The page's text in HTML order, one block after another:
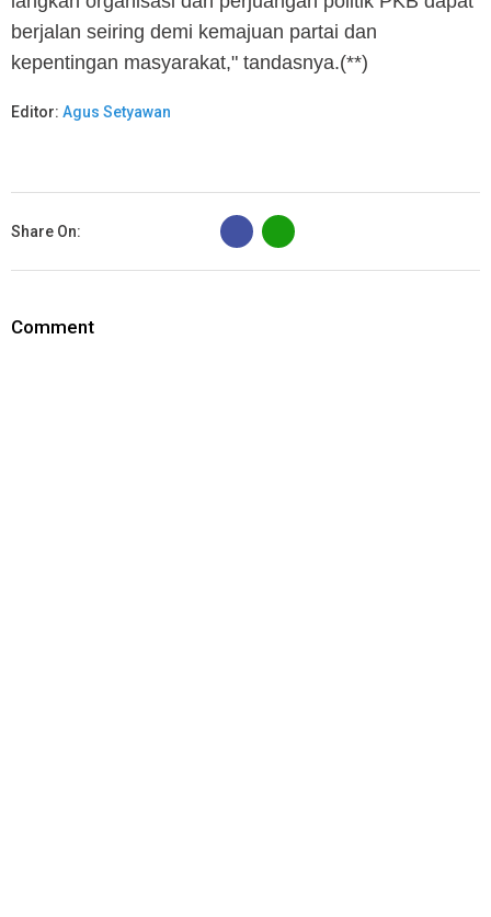
berjalan seiring demi kemajuan partai dan
kepentingan masyarakat," tandasnya.(**)
Editor: Agus Setyawan
Share On:
B
Comment